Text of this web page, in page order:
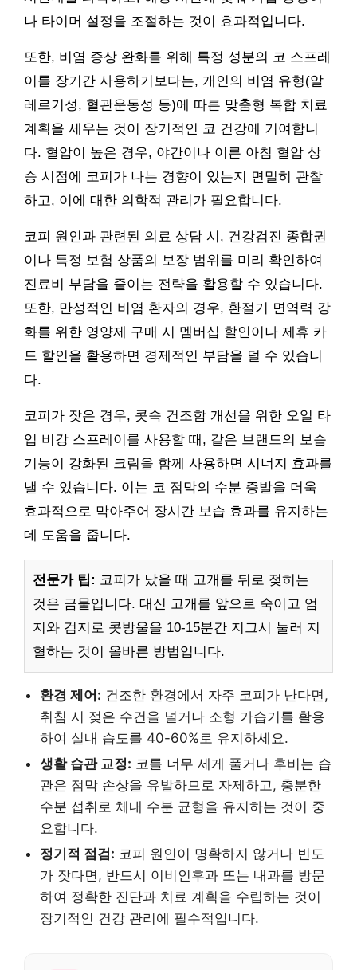
나 타이머 설정을 조절하는 것이 효과적입니다.
또한, 비염 증상 완화를 위해 특정 성분의 코 스프레
이를 장기간 사용하기보다는, 개인의 비염 유형(알
레르기성, 혈관운동성 등)에 따른 맞춤형 복합 치료
계획을 세우는 것이 장기적인 코 건강에 기여합니
다. 혈압이 높은 경우, 야간이나 이른 아침 혈압 상
승 시점에 코피가 나는 경향이 있는지 면밀히 관찰
하고, 이에 대한 의학적 관리가 필요합니다.
코피 원인과 관련된 의료 상담 시, 건강검진 종합권
이나 특정 보험 상품의 보장 범위를 미리 확인하여
진료비 부담을 줄이는 전략을 활용할 수 있습니다.
또한, 만성적인 비염 환자의 경우, 환절기 면역력 강
화를 위한 영양제 구매 시 멤버십 할인이나 제휴 카
드 할인을 활용하면 경제적인 부담을 덜 수 있습니
다.
코피가 잦은 경우, 콧속 건조함 개선을 위한 오일 타
입 비강 스프레이를 사용할 때, 같은 브랜드의 보습
기능이 강화된 크림을 함께 사용하면 시너지 효과를
낼 수 있습니다. 이는 코 점막의 수분 증발을 더욱
효과적으로 막아주어 장시간 보습 효과를 유지하는
데 도움을 줍니다.
전문가 팁: 코피가 났을 때 고개를 뒤로 젖히는
것은 금물입니다. 대신 고개를 앞으로 숙이고 엄
지와 검지로 콧방울을 10-15분간 지그시 눌러 지
혈하는 것이 올바른 방법입니다.
환경 제어: 건조한 환경에서 자주 코피가 난다면,
취침 시 젖은 수건을 널거나 소형 가습기를 활용
하여 실내 습도를 40-60%로 유지하세요.
생활 습관 교정: 코를 너무 세게 풀거나 후비는 습
관은 점막 손상을 유발하므로 자제하고, 충분한
수분 섭취로 체내 수분 균형을 유지하는 것이 중
요합니다.
정기적 점검: 코피 원인이 명확하지 않거나 빈도
가 잦다면, 반드시 이비인후과 또는 내과를 방문
하여 정확한 진단과 치료 계획을 수립하는 것이
장기적인 건강 관리에 필수적입니다.